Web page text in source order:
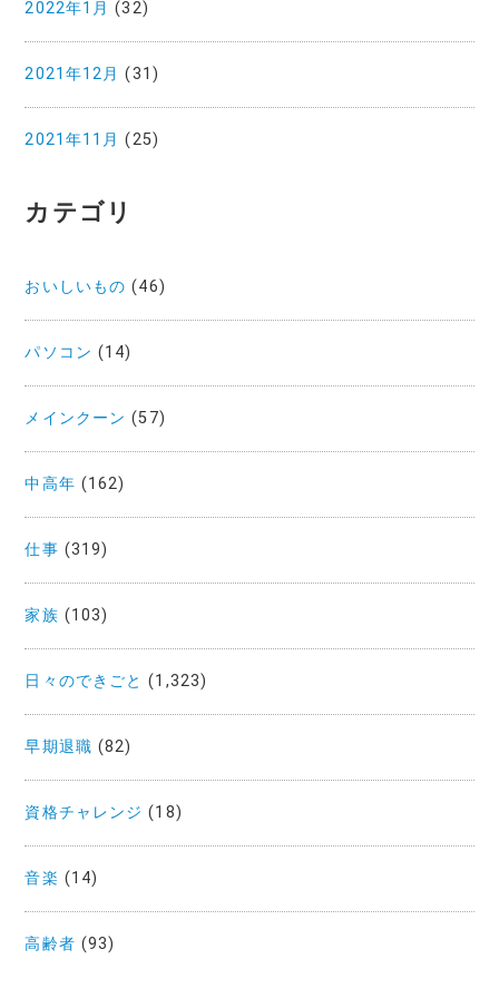
2022年1月 (32)
2021年12月 (31)
2021年11月 (25)
カテゴリ
おいしいもの (46)
パソコン (14)
メインクーン (57)
中高年 (162)
仕事 (319)
家族 (103)
日々のできごと (1,323)
早期退職 (82)
資格チャレンジ (18)
音楽 (14)
高齢者 (93)